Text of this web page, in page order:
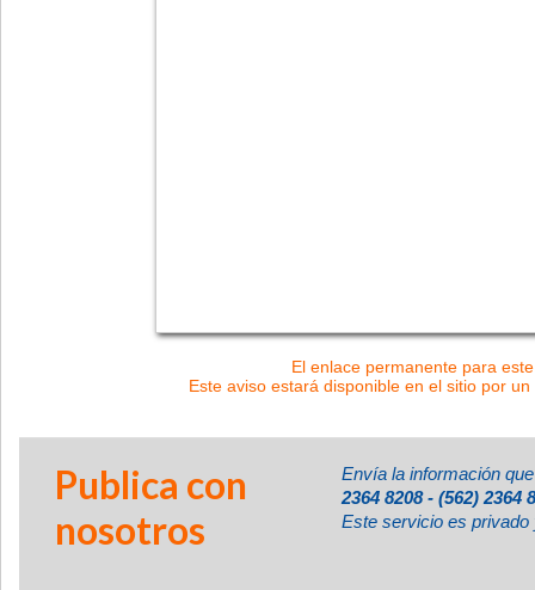
El enlace permanente para
Este aviso estará disponible en el sitio por
Publica con
nosotros
Envía la información
2364 8208 - (562) 2364
Este servicio es privado